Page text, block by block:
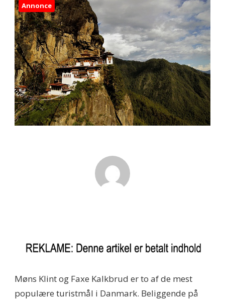
Annonce
Møns Klint og Faxe Kalkbrud er to af de mest
populære turistmål i Danmark. Beliggende på